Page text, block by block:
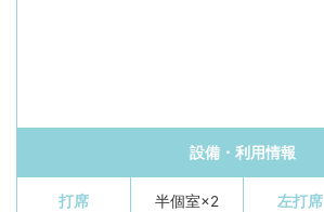
設備・利用情報
打席 半個室×2 左打席